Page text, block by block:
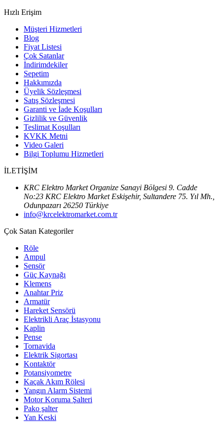
Hızlı Erişim
Müşteri Hizmetleri
Blog
Fiyat Listesi
Çok Satanlar
İndirimdekiler
Sepetim
Hakkımızda
Üyelik Sözleşmesi
Satış Sözleşmesi
Garanti ve İade Koşulları
Gizlilik ve Güvenlik
Teslimat Koşulları
KVKK Metni
Video Galeri
Bilgi Toplumu Hizmetleri
İLETİŞİM
KRC Elektro Market Organize Sanayi Bölgesi 9. Cadde
No:23 KRC Elektro Market Eskişehir, Sultandere 75. Yıl Mh.,
Odunpazarı 26250 Türkiye
info@krcelektromarket.com.tr
Çok Satan Kategoriler
Röle
Ampul
Sensör
Güç Kaynağı
Klemens
Anahtar Priz
Armatür
Hareket Sensörü
Elektrikli Araç İstasyonu
Kaplin
Pense
Tornavida
Elektrik Sigortası
Kontaktör
Potansiyometre
Kaçak Akım Rölesi
Yangın Alarm Sistemi
Motor Koruma Şalteri
Pako şalter
Yan Keski